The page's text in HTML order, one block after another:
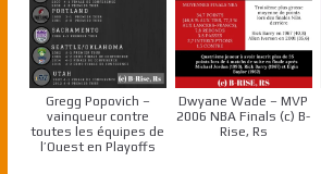
Gregg Popovich –
vainqueur contre
toutes les équipes de
l’Ouest en Playoffs
Dwyane Wade – MVP
2006 NBA Finals (c) B-
Rise, Rs